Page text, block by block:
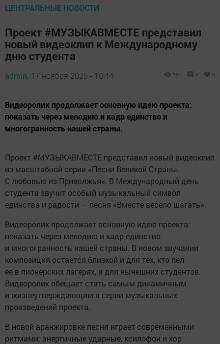
ЦЕНТРАЛЬНЫЕ НОВОСТИ
Проект #МУЗЫКАВМЕСТЕ представил
новый видеоклип к Международному
дню студента
admin, 17 ноября 2025 - 10:44 137 0 0
Видеоролик продолжает основную идею проекта:
показать через мелодию и кадр единство и
многогранность нашей страны.
Проект #МУЗЫКАВМЕСТЕ представил новый видеоклип
из масштабной серии «Песни Великой Страны.
С любовью из Приволжья». В Международный день
студента звучит особый музыкальный символ
единства и радости — песня «Вместе весело шагать».
Видеоролик продолжает основную идею проекта:
показать через мелодию и кадр единство
и многогранность нашей страны. В новом звучании
композиция остается близкой и для тех, кто пел
ее в пионерских лагерях, и для нынешних студентов.
Видеоролик обещает стать самым динамичным
и жизнеутверждающим в серии музыкальных
произведений проекта.
В новой аранжировке песня играет современными
ритмами: энергичные ударные, ксилофон и хор